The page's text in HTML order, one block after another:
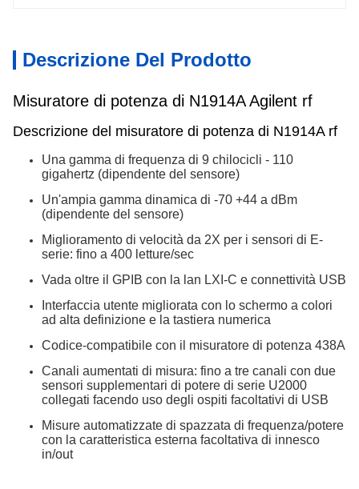
Descrizione Del Prodotto
Misuratore di potenza di N1914A Agilent rf
Descrizione del misuratore di potenza di N1914A rf
Una gamma di frequenza di 9 chilocicli - 110
gigahertz (dipendente del sensore)
Un'ampia gamma dinamica di -70 +44 a dBm
(dipendente del sensore)
Miglioramento di velocità da 2X per i sensori di E-
serie: fino a 400 letture/sec
Vada oltre il GPIB con la lan LXI-C e connettività USB
Interfaccia utente migliorata con lo schermo a colori
ad alta definizione e la tastiera numerica
Codice-compatibile con il misuratore di potenza 438A
Canali aumentati di misura: fino a tre canali con due
sensori supplementari di potere di serie U2000
collegati facendo uso degli ospiti facoltativi di USB
Misure automatizzate di spazzata di frequenza/potere
con la caratteristica esterna facoltativa di innesco
in/out